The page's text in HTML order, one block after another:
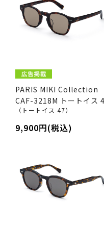
PARIS MIKI Collection
CAF-3218M トートイス
（トートイス 47）
9,900円(税込)